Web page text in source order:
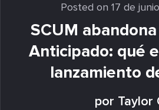
Posted on 17 de
SCUM
Anticipado: qué
lanzamiento
por Taylor